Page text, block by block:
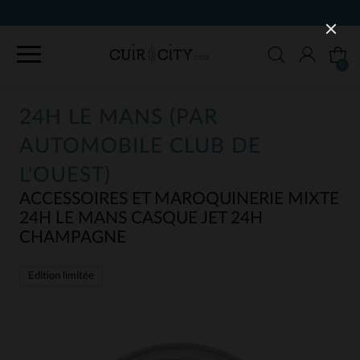
24H LE MANS (PAR
AUTOMOBILE CLUB DE
L'OUEST)
ACCESSOIRES ET MAROQUINERIE MIXTE
24H LE MANS CASQUE JET 24H
CHAMPAGNE
Edition limitée